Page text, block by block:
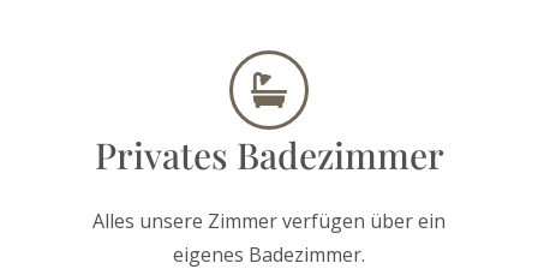
Privates Badezimmer
Alles unsere Zimmer verfügen über ein
eigenes Badezimmer.